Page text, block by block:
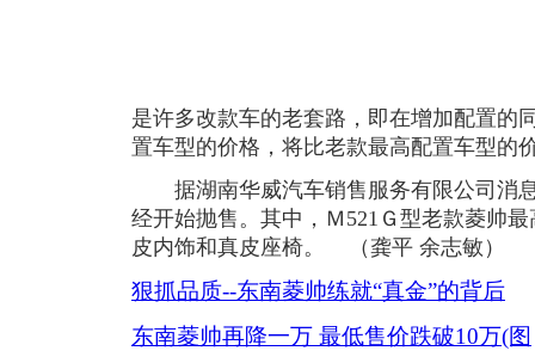
是许多改款车的老套路，即在增加配置的
置车型的价格，将比老款最高配置车型的
据湖南华威汽车销售服务有限公司消
经开始抛售。其中，Ｍ521Ｇ型老款菱帅
皮内饰和真皮座椅。 （龚平 余志敏）
狠抓品质--东南菱帅练就“真金”的背后
东南菱帅再降一万 最低售价跌破10万(图